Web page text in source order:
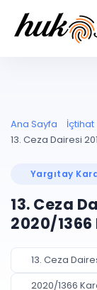
UYAP
UYAP
Blog
Ana Sayfa İçtihat
13. Ceza Dairesi
Yargıtay
13. Ceza
2020/1366
13. Ceza
2020/1366